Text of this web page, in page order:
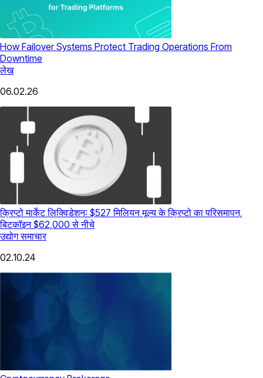
How Failover Systems Protect Trading Operations From
Downtime
लेख
06.02.26
क्रिप्टो मार्केट लिक्विडेशन: $527 मिलियन मूल्य के क्रिप्टो का परिसमापन,
बिटकॉइन $62,000 से नीचे
उद्योग समाचार
02.10.24